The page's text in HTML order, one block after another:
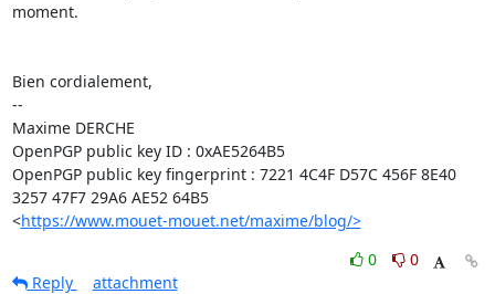
moment.
Bien cordialement,
--
Maxime DERCHE
OpenPGP public key ID : 0xAE5264B5
OpenPGP public key fingerprint : 7221 4C4F D57C 456F 8E40
3257 47F7 29A6 AE52 64B5
<https://www.mouet-mouet.net/maxime/blog/>
0
0
Reply
attachment